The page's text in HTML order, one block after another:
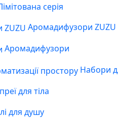
серія
Аромадифузори ZUZU
Аромадифузори
Набори
для тіла
для душу